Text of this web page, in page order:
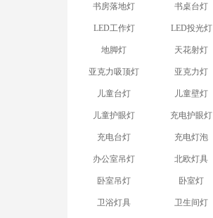
书房落地灯 书桌台灯
LED工作灯 LED投光灯
地脚灯 天花射灯
亚克力吸顶灯 亚克力灯
儿童台灯 儿童壁灯
儿童护眼灯 充电护眼灯
充电台灯 充电灯泡
办公室吊灯 北欧灯具
卧室吊灯 卧室灯
卫浴灯具 卫生间灯